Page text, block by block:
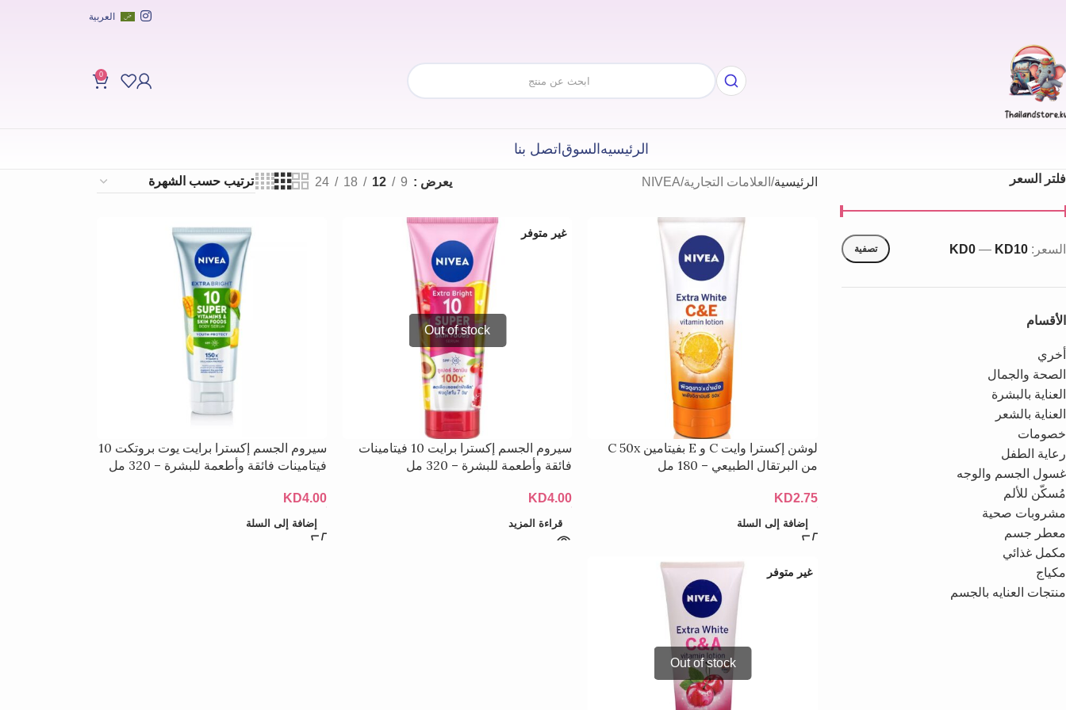
العربية
0
الرئيسيهالسوقاتصل بنا
فلتر السعر
تصفية السعر: KD0 — KD10
الأقسام
أخري
الصحة والجمال
العناية بالبشرة
العناية بالشعر
خصومات
رعاية الطفل
غسول الجسم والوجه
مُسكّن للألم
مشروبات صحية
معطر جسم
مكمل غذائي
مكياج
منتجات العنايه بالجسم
الرئيسية العلامات التجارية NIVEA يعرض 9
12
18
24
لوشن إكسترا وايت C و E بفيتامين C 50x
من البرتقال الطبيعي – 180 مل
KD2.75
إضافة إلى السلة
غير متوفر
سيروم الجسم إكسترا برايت 10 فيتامينات
فائقة وأطعمة للبشرة – 320 مل
KD4.00
قراءة المزيد
سيروم الجسم إكسترا برايت يوت بروتكت 10
فيتامينات فائقة وأطعمة للبشرة – 320 مل
KD4.00
إضافة إلى السلة
غير متوفر